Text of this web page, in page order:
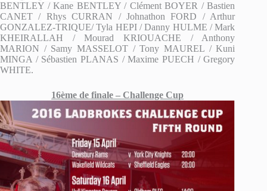
BENTLEY / Kane BENTLEY / Clément BOYER / Bastien
CANET / Rhys CURRAN / Johnathon FORD / Arthur
GONZALEZ-TRIQUE/ Tyla HEPI / Danny HULME / Mark
KHEIRALLAH / Mourad KRIOUACHE / Anthony
MARION / Samy MASSELOT / Tony MAUREL / Kuni
MINGA / Sébastien PLANAS / Maxime PUECH / Gregory
WHITE.
16ème de finale – Challenge Cup